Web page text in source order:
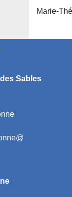
Marie-
Sables